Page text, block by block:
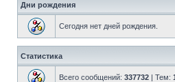
Дни рождения
Сегодня нет дней рождения.
Статистика
Всего сообщений: 337732 | Тем: